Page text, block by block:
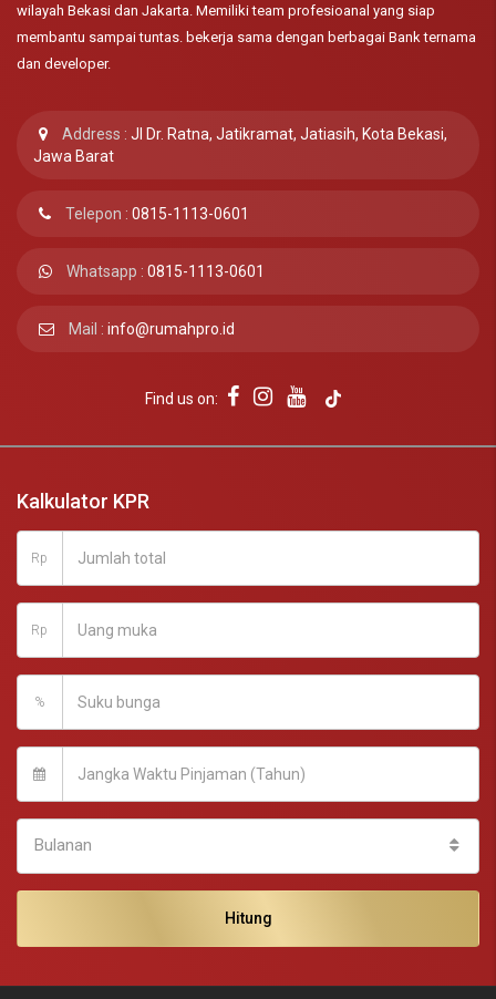
wilayah Bekasi dan Jakarta. Memiliki team profesioanal yang siap
membantu sampai tuntas. bekerja sama dengan berbagai Bank ternama
dan developer.
Address : Jl Dr. Ratna, Jatikramat, Jatiasih, Kota Bekasi,
Jawa Barat
Telepon : 0815-1113-0601
Whatsapp : 0815-1113-0601
Mail : info@rumahpro.id
Find us on:
Kalkulator KPR
Rp
Rp
%
Bulanan
Hitung